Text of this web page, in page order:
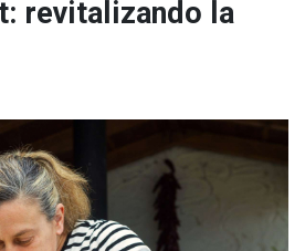
revitalizando la